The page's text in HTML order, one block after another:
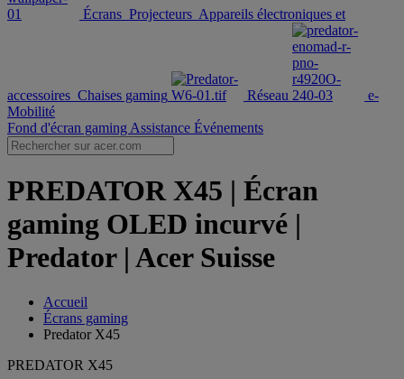
Écrans Projecteurs Appareils électroniques et
accessoires Chaises gaming Réseau
e-
Mobilité
Fond d'écran gaming Assistance Événements
PREDATOR X45 | Écran
gaming OLED incurvé |
Predator | Acer Suisse
Accueil
Écrans gaming
Predator X45
PREDATOR X45